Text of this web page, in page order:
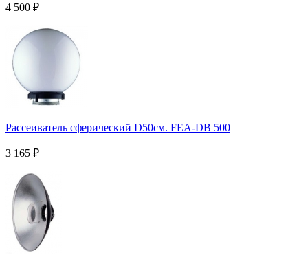
4 500 ₽
Рассеиватель сферический D50см. FEA-DB 500
3 165 ₽